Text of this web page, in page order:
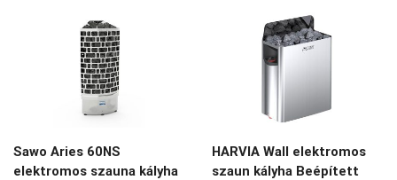
Sawo Aries 60NS
elektromos szauna kályha
HARVIA Wall elektromos
szaun kályha Beépített